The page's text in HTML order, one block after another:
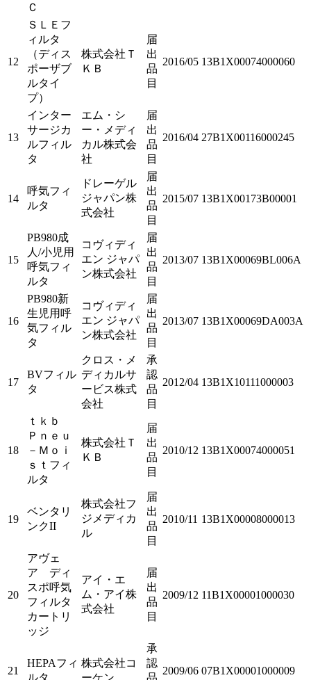
Ｃ
12
ＳＬＥフ
ィルタ
（ディス
ポーザブ
ルタイ
プ）
株式会社Ｔ
ＫＢ
届
出
品
目
2016/05 13B1X00074000060
13
インター
サージカ
ルフィル
タ
エム・シ
ー・メディ
カル株式会
社
届
出
品
目
2016/04 27B1X00116000245
14
呼気フィ
ルタ
ドレーゲル
ジャパン株
式会社
届
出
品
目
2015/07 13B1X00173B00001
15
PB980成
人/小児用
呼気フィ
ルタ
コヴィディ
エン ジャパ
ン株式会社
届
出
品
目
2013/07 13B1X00069BL006A
16
PB980新
生児用呼
気フィル
タ
コヴィディ
エン ジャパ
ン株式会社
届
出
品
目
2013/07 13B1X00069DA003A
17
BVフィル
タ
クロス・メ
ディカルサ
ービス株式
会社
承
認
品
目
2012/04 13B1X10111000003
18
ｔｋｂ
Ｐｎｅｕ
－Ｍｏｉ
ｓｔフィ
ルタ
株式会社Ｔ
ＫＢ
届
出
品
目
2010/12 13B1X00074000051
19
ベンタリ
ンクII
株式会社フ
ジメディカ
ル
届
出
品
目
2010/11 13B1X00008000013
20
アヴェ
ア ディ
スポ呼気
フィルタ
カートリ
ッジ
アイ・エ
ム・アイ株
式会社
届
出
品
目
2009/12 11B1X00001000030
21
HEPAフィ
ルタ
株式会社コ
ーケン
承
認
品
2009/06 07B1X00001000009